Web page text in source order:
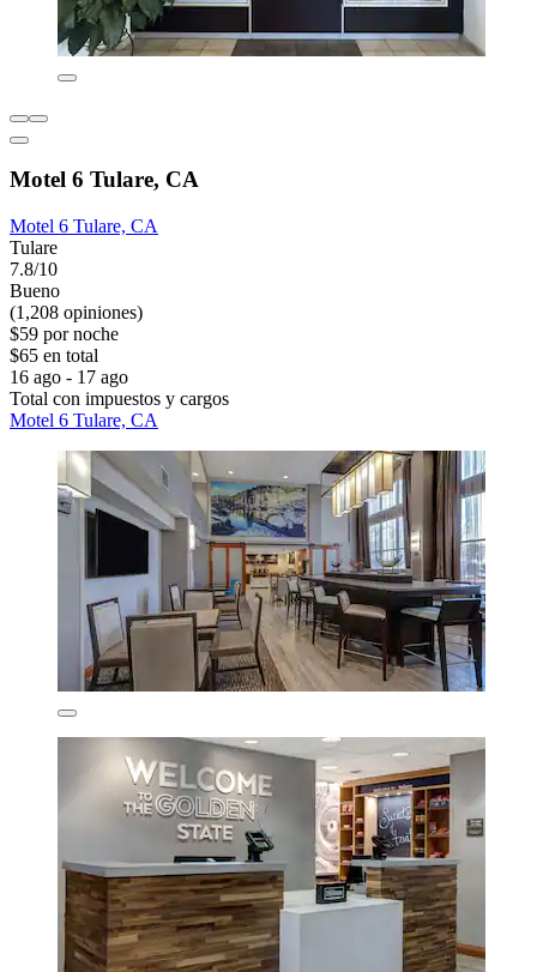
Motel 6 Tulare, CA
Motel 6 Tulare, CA
Tulare
7.8/10
Bueno
(1,208 opiniones)
$59 por noche
$65 en total
16 ago - 17 ago
Total con impuestos y cargos
Motel 6 Tulare, CA